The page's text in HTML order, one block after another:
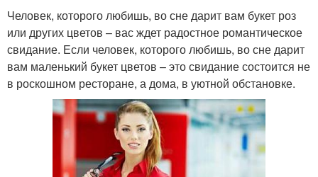
Человек, которого любишь, во сне дарит вам букет роз
или других цветов – вас ждет радостное романтическое
свидание. Если человек, которого любишь, во сне дарит
вам маленький букет цветов – это свидание состоится не
в роскошном ресторане, а дома, в уютной обстановке.